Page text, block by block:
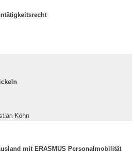
Köhn
mit ERASMUS Personalmobilität